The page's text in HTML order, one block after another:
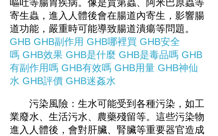
嘔吐等腸胃疾病。像是賈第蟲、阿米巴原蟲等
寄生蟲，進入人體後會在腸道內寄生，影響腸
道功能，嚴重時可能導致腸道潰瘍等問題。
GHB GHB副作用 GHB哪裡買 GHB安全
嗎 GHB效果 GHB是什麼 GHB是毒品嗎 GHB
有副作用嗎 GHB有效嗎 GHB用量 GHB神仙
水 GHB評價 GHB迷姦水
污染風險：生水可能受到各種污染，如工
業廢水、生活污水、農藥殘留等。這些污染物
進入人體後，會對肝臟、腎臟等重要器官造成